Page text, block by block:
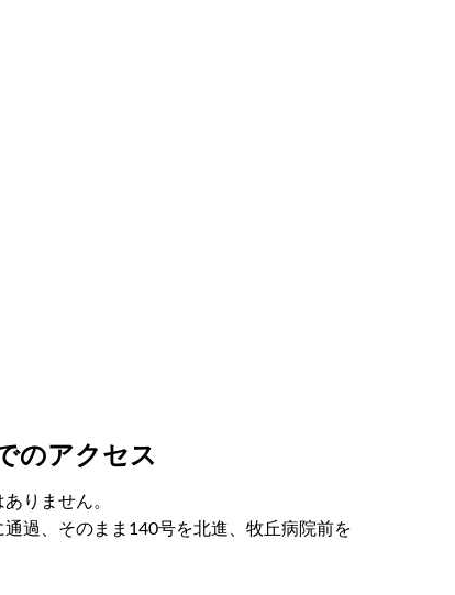
のアクセス
りません。
過、そのまま140号を北進、牧丘病院前を